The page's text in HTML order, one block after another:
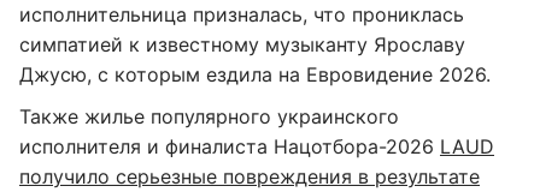
исполнительница призналась, что прониклась
симпатией к известному музыканту Ярославу
Джусю, с которым ездила на Евровидение 2026.
Также жилье популярного украинского
исполнителя и финалиста Нацотбора-2026 LAUD
получило серьезные повреждения в результате